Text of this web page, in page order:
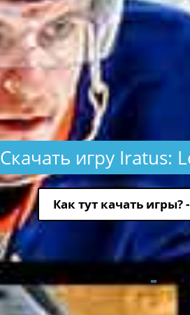
Скачать игру Iratus:
Как тут качать игры?